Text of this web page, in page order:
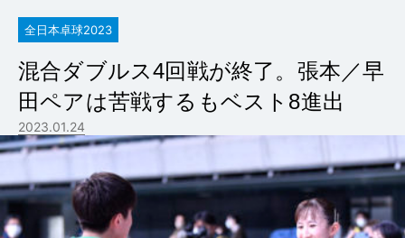
全日本卓球2023
混合ダブルス4回戦が終了。張本／早
田ペアは苦戦するもベスト8進出
2023.01.24